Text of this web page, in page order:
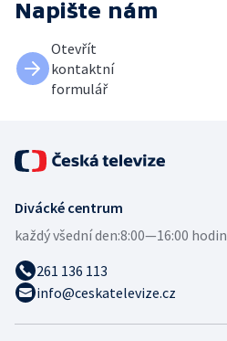
Napište nám
Otevřít
kontaktní
formulář
Divácké centrum
každý všední den:8:00—16:00 hodin
261 136 113
info@ceskatelevize.cz